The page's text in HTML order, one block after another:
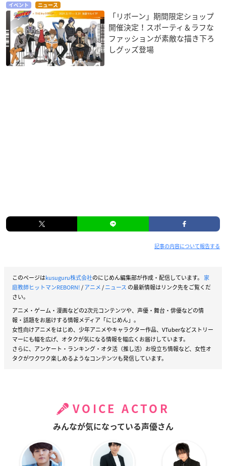
イベント ニュース
「リボーン」期間限定ショップ
開催決定！スポーティ＆ラフな
ファッションが素敵な描き下ろ
しグッズ登場
記事の内容について報告する
このページはkusuguru株式会社のにじめん編集部が作成・配信しています。 家
庭教師ヒットマンREBORN!/アニメ/ニュース の最新情報はリンク先をご覧くだ
さい。
アニメ・ゲーム・漫画などの2次元コンテンツや、声優・舞台・俳優などの情
報・話題をお届けする情報メディア「にじめん」。
女性向けアニメをはじめ、少年アニメやキャラクター作品、VTuberなどストリー
マーにも幅を広げ、オタクが気になる情報を幅広くお届けしています。
さらに、アンケート・ランキング・オタ活（推し活）お役立ち情報など、女性オ
タクがワクワク楽しめるようなコンテンツも発信しています。
VOICE ACTOR
みんなが気になっている声優さん